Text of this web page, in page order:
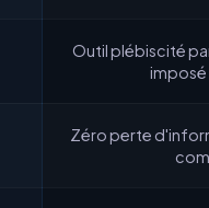
Outil plébiscité
imposé
Zéro perte